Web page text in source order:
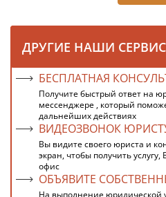
ДРУГИЕ НАШИ
БЕСПЛАТНАЯ
Получите быстрый ответ на
мессенджере , который
дальнейших действиях
ВИДЕОЗВОНОК
Вы видите своего юриста и
экран, чтобы получить
офис
ОБЪЯВИТЕ
На выполнение юридической